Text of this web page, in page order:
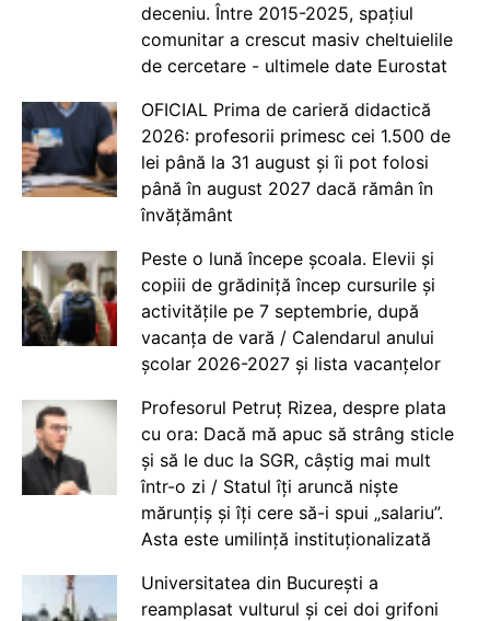
deceniu. Între 2015-2025, spațiul
comunitar a crescut masiv cheltuielile
de cercetare - ultimele date Eurostat
OFICIAL Prima de carieră didactică
2026: profesorii primesc cei 1.500 de
lei până la 31 august și îi pot folosi
până în august 2027 dacă rămân în
învățământ
Peste o lună începe școala. Elevii și
copiii de grădiniță încep cursurile și
activitățile pe 7 septembrie, după
vacanța de vară / Calendarul anului
școlar 2026-2027 și lista vacanțelor
Profesorul Petruț Rizea, despre plata
cu ora: Dacă mă apuc să strâng sticle
și să le duc la SGR, câștig mai mult
într-o zi / Statul îți aruncă niște
mărunțiș și îți cere să-i spui „salariu”.
Asta este umilință instituționalizată
Universitatea din București a
reamplasat vulturul și cei doi grifoni